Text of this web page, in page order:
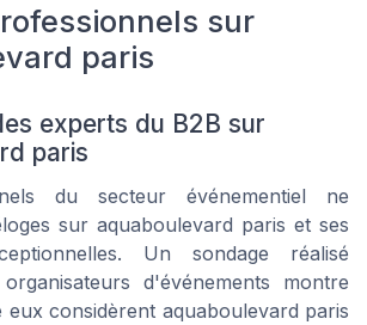
sur
paris
experts du B2B sur
paris
du secteur événementiel ne
sur aquaboulevard paris et ses
Un sondage réalisé
d'événements montre
considèrent aquaboulevard paris